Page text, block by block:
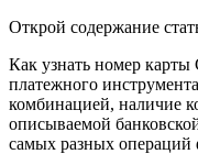
Открой содержание
Как узнать номер
платежного
комбинацией, наличие
описываемой
самых разных операций